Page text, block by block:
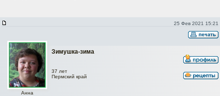
25 Фев 2021 15:21
Зимушка-зима
Анна
37 лет
Пермский край